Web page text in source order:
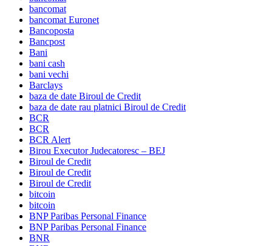
bancomat
bancomat Euronet
Bancoposta
Bancpost
Bani
bani cash
bani vechi
Barclays
baza de date Biroul de Credit
baza de date rau platnici Biroul de Credit
BCR
BCR
BCR Alert
Birou Executor Judecatoresc – BEJ
Biroul de Credit
Biroul de Credit
Biroul de Credit
bitcoin
bitcoin
BNP Paribas Personal Finance
BNP Paribas Personal Finance
BNR